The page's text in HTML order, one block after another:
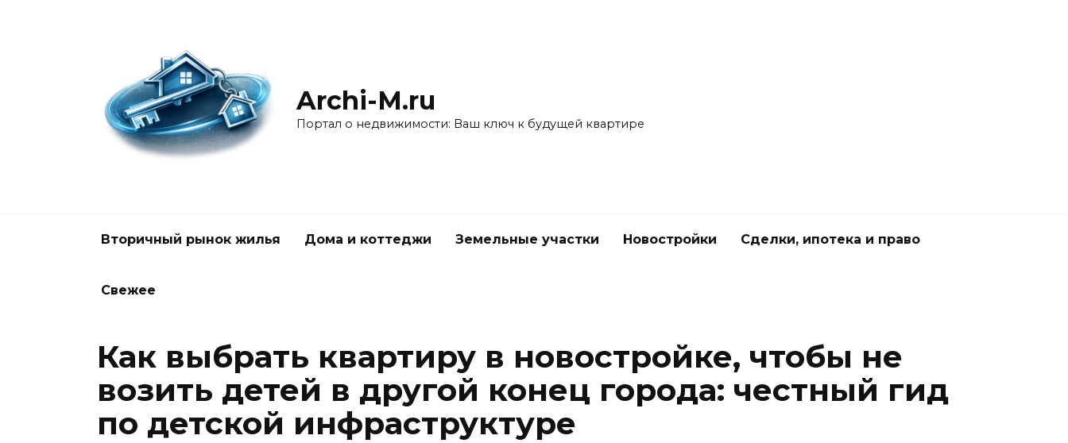
Archi-M.ru
Портал о недвижимости: Ваш ключ к будущей квартире
Вторичный рынок жилья Дома и коттеджи Земельные участки Новостройки Сделки, ипотека и право
Свежее
Как выбрать квартиру в новостройке, чтобы не
возить детей в другой конец города: честный гид
по детской инфраструктуре